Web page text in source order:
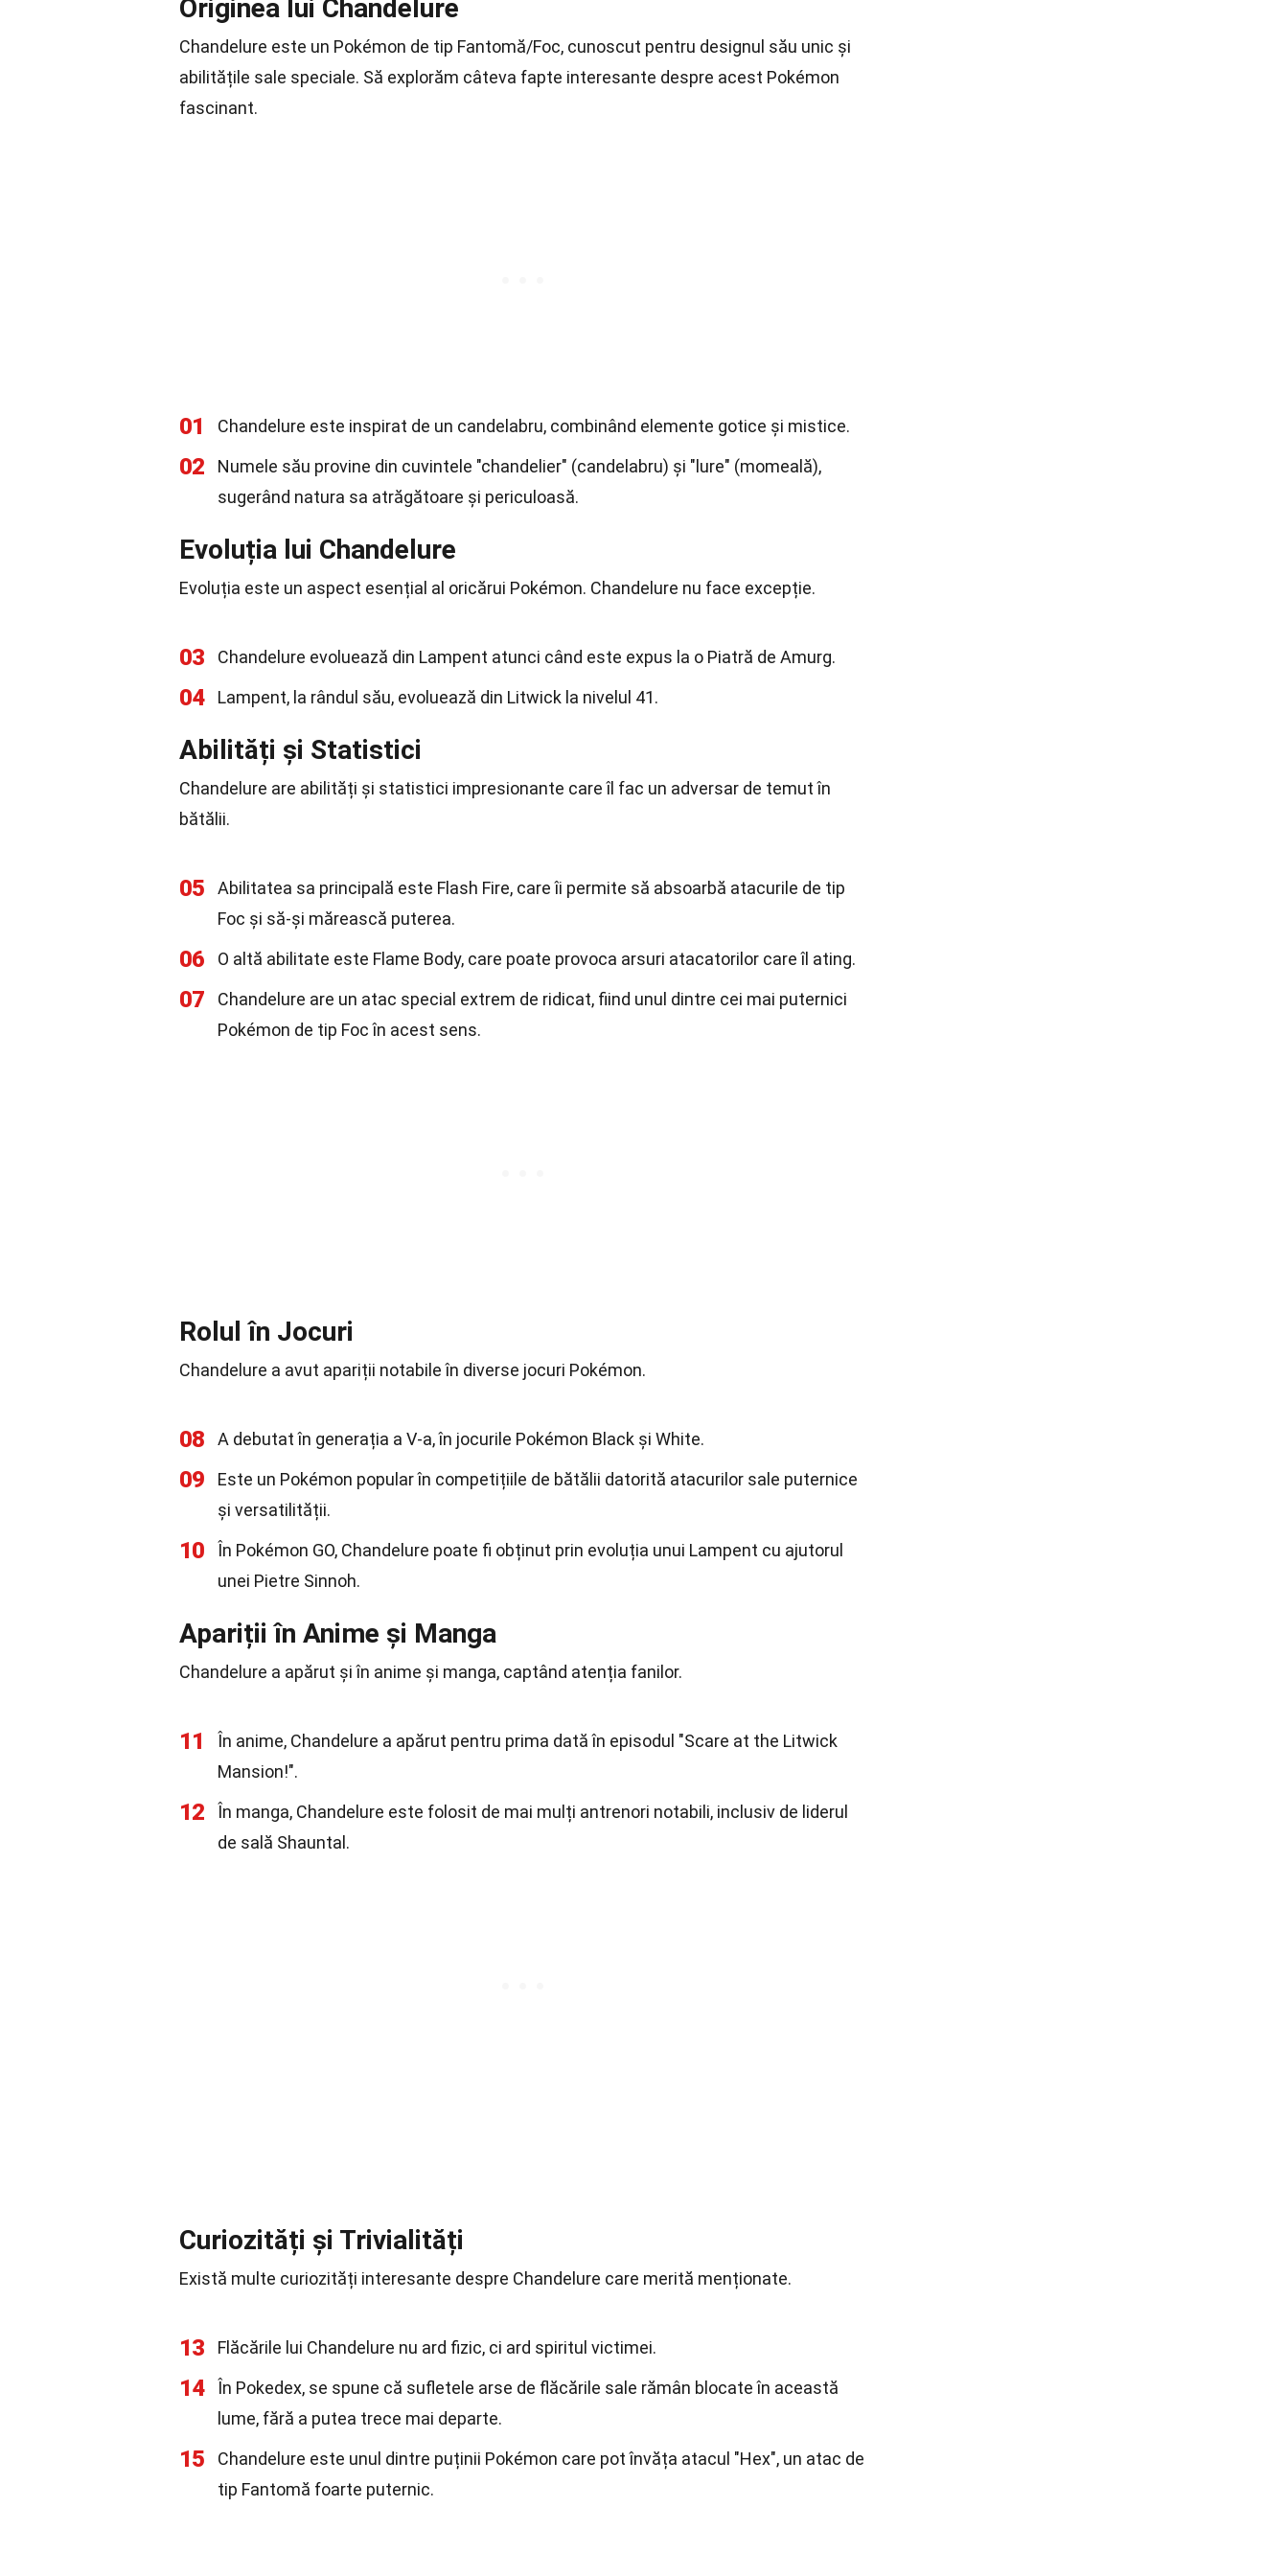
Originea lui Chandelure
Chandelure este un Pokémon de tip Fantomă/Foc, cunoscut pentru designul său unic și
abilitățile sale speciale. Să explorăm câteva fapte interesante despre acest Pokémon
fascinant.
01 Chandelure este inspirat de un candelabru, combinând elemente gotice și mistice.
02
Numele său provine din cuvintele "chandelier" (candelabru) și "lure" (momeală),
sugerând natura sa atrăgătoare și periculoasă.
Evoluția lui Chandelure
Evoluția este un aspect esențial al oricărui Pokémon. Chandelure nu face excepție.
03 Chandelure evoluează din Lampent atunci când este expus la o Piatră de Amurg.
04 Lampent, la rândul său, evoluează din Litwick la nivelul 41.
Abilități și Statistici
Chandelure are abilități și statistici impresionante care îl fac un adversar de temut în
bătălii.
05
Abilitatea sa principală este Flash Fire, care îi permite să absoarbă atacurile de tip
Foc și să-și mărească puterea.
06 O altă abilitate este Flame Body, care poate provoca arsuri atacatorilor care îl ating.
07
Chandelure are un atac special extrem de ridicat, fiind unul dintre cei mai puternici
Pokémon de tip Foc în acest sens.
Rolul în Jocuri
Chandelure a avut apariții notabile în diverse jocuri Pokémon.
08 A debutat în generația a V-a, în jocurile Pokémon Black și White.
09
Este un Pokémon popular în competițiile de bătălii datorită atacurilor sale puternice
și versatilității.
10
În Pokémon GO, Chandelure poate fi obținut prin evoluția unui Lampent cu ajutorul
unei Pietre Sinnoh.
Apariții în Anime și Manga
Chandelure a apărut și în anime și manga, captând atenția fanilor.
11
În anime, Chandelure a apărut pentru prima dată în episodul "Scare at the Litwick
Mansion!".
12
În manga, Chandelure este folosit de mai mulți antrenori notabili, inclusiv de liderul
de sală Shauntal.
Curiozități și Trivialități
Există multe curiozități interesante despre Chandelure care merită menționate.
13 Flăcările lui Chandelure nu ard fizic, ci ard spiritul victimei.
14
În Pokedex, se spune că sufletele arse de flăcările sale rămân blocate în această
lume, fără a putea trece mai departe.
15
Chandelure este unul dintre puținii Pokémon care pot învăța atacul "Hex", un atac de
tip Fantomă foarte puternic.